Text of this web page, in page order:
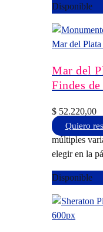
Disponible
Mar del
Findes
$ 52.220,00
Quiero
múltiples
elegir en la
Disponible